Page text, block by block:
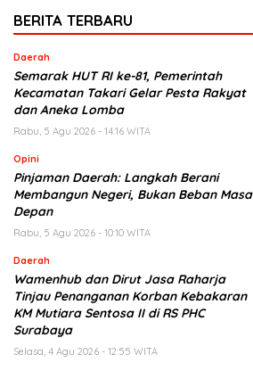
BERITA TERBARU
Daerah
Semarak HUT RI ke-81, Pemerintah
Kecamatan Takari Gelar Pesta Rakyat
dan Aneka Lomba
Rabu, 5 Agu 2026 - 14:16 WITA
Opini
Pinjaman Daerah: Langkah Berani
Membangun Negeri, Bukan Beban Masa
Depan
Rabu, 5 Agu 2026 - 10:10 WITA
Daerah
Wamenhub dan Dirut Jasa Raharja
Tinjau Penanganan Korban Kebakaran
KM Mutiara Sentosa II di RS PHC
Surabaya
Selasa, 4 Agu 2026 - 12:55 WITA